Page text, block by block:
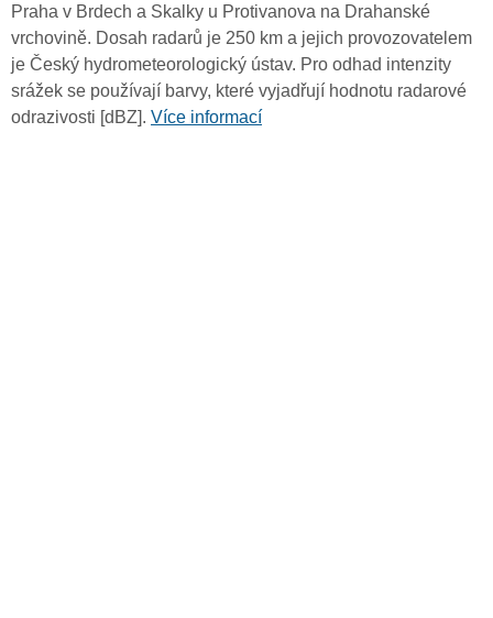
Praha v Brdech a Skalky u Protivanova na Drahanské
vrchovině. Dosah radarů je 250 km a jejich provozovatelem
je Český hydrometeorologický ústav. Pro odhad intenzity
srážek se používají barvy, které vyjadřují hodnotu radarové
odrazivosti [dBZ]. Více informací